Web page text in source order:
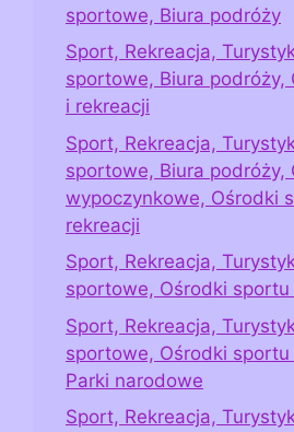
sportowe, Biura podróży
Sport, Rekreacja,
sportowe, Biura podróży,
i rekreacji
Sport, Rekreacja,
sportowe, Biura podróży,
wypoczynkowe, Ośrodki
rekreacji
Sport, Rekreacja,
sportowe, Ośrodki sportu
Sport, Rekreacja,
sportowe, Ośrodki sportu
Parki narodowe
Sport, Rekreacja,